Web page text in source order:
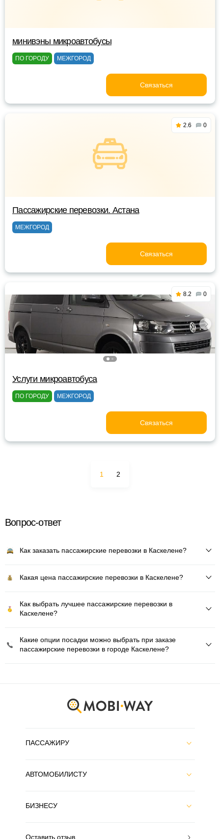
минивэны микроавтобусы
ПО ГОРОДУ МЕЖГОРОД
Связаться
2.6 0
Пассажирские перевозки. Астана
МЕЖГОРОД
Связаться
8.2 0
Услуги микроавтобуса
ПО ГОРОДУ МЕЖГОРОД
Связаться
1 2
Вопрос-ответ
Как заказать пассажирские перевозки в Каскелене?
Какая цена пассажирские перевозки в Каскелене?
Как выбрать лучшее пассажирские перевозки в
Каскелене?
Какие опции посадки можно выбрать при заказе
пассажирские перевозки в городе Каскелене?
ПАССАЖИРУ
АВТОМОБИЛИСТУ
БИЗНЕСУ
Оставить отзыв